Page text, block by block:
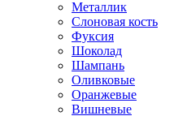
Металлик
Слоновая кость
Фуксия
Шоколад
Шампань
Оливковые
Оранжевые
Вишневые